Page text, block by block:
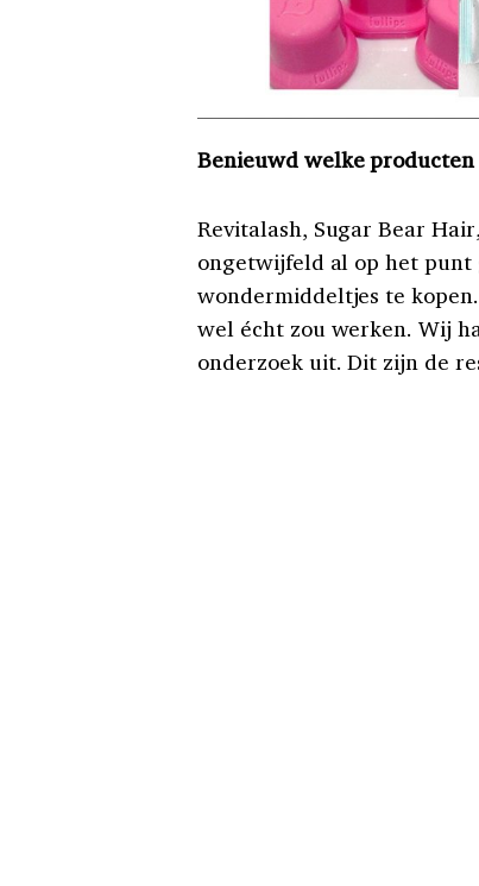
Benieuwd welke producten
Revitalash, Sugar Bear
ongetwijfeld al op het punt
wondermiddeltjes te
wel écht zou werken. Wij
onderzoek uit. Dit zijn de